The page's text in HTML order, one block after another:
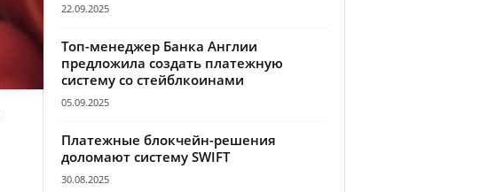
22.09.2025
Топ-менеджер Банка Англии
предложила создать платежную
систему со стейблкоинами
05.09.2025
Платежные блокчейн-решения
доломают систему SWIFT
30.08.2025